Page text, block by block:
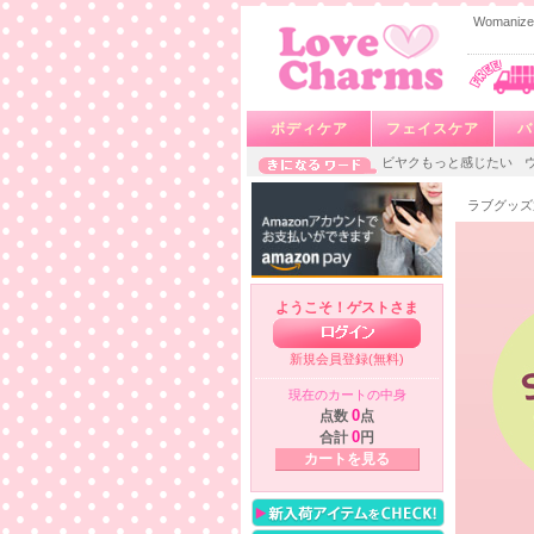
ボディケア フェイスケア
ビヤクもっと感じたい
ようこそ！ゲストさま
新規会員登録(無料)
現在のカートの中身
点数 0点
合計 0円
カートを見る
ラブグッ